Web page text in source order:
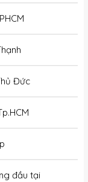
Đức
đầu tại